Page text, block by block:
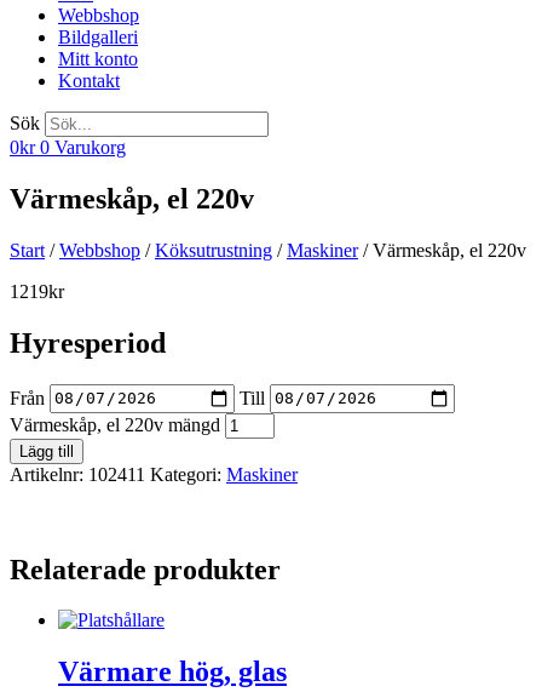
Webbshop
Bildgalleri
Mitt konto
Kontakt
Sök
0kr 0 Varukorg
Värmeskåp, el 220v
Start /Webbshop /Köksutrustning /Maskiner/ Värmeskåp, el 220v
1219kr
Hyresperiod
Från
Till
Värmeskåp, el 220v mängd
Lägg till
Artikelnr: 102411 Kategori: Maskiner
Relaterade produkter
Värmare hög, glas